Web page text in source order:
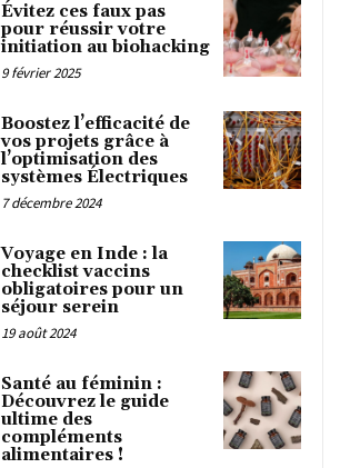
Évitez ces faux pas
pour réussir votre
initiation au biohacking
9 février 2025
Boostez l’efficacité de
vos projets grâce à
l’optimisation des
systèmes Électriques
7 décembre 2024
Voyage en Inde : la
checklist vaccins
obligatoires pour un
séjour serein
19 août 2024
Santé au féminin :
Découvrez le guide
ultime des
compléments
alimentaires !